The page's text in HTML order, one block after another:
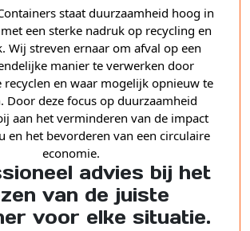
staat duurzaamheid hoog in
een sterke nadruk op recycling en
Wij streven ernaar om afval op een
manier te verwerken door
recyclen en waar mogelijk opnieuw te
Door deze focus op duurzaamheid
aan het verminderen van de impact
en het bevorderen van een circulaire
economie.
advies bij het
van de juiste
voor elke situatie.